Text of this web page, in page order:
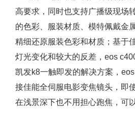
高要求，同时也支持广播级现场
的色彩、服装材质、模特佩戴金
精细还原服装色彩和材质；基于
灯光变化和较大的反差，eos
凯发k8一触即发的解决方案，
接佳能全伺服电影变焦镜头，即
在浅景深下也不用担心跑焦，可